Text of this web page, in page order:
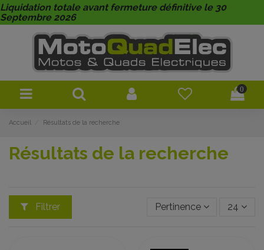
Liquidation totale avant fermeture définitive le 30
Septembre 2026
0
Accueil Résultats de la recherche
Résultats de la recherche
Filtrer Pertinence 24